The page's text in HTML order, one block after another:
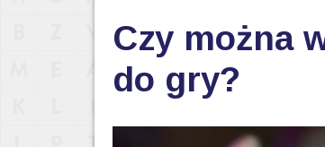
Czy można
do gry?